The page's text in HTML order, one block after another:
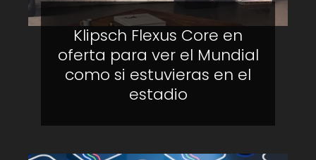
Klipsch Flexus Core en
oferta para ver el Mundial
como si estuvieras en el
estadio